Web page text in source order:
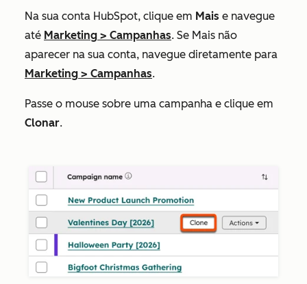
Na sua conta HubSpot, clique em Mais e navegue
até Marketing > Campanhas. Se Mais não
aparecer na sua conta, navegue diretamente para
Marketing > Campanhas.
Passe o mouse sobre uma campanha e clique em
Clonar.